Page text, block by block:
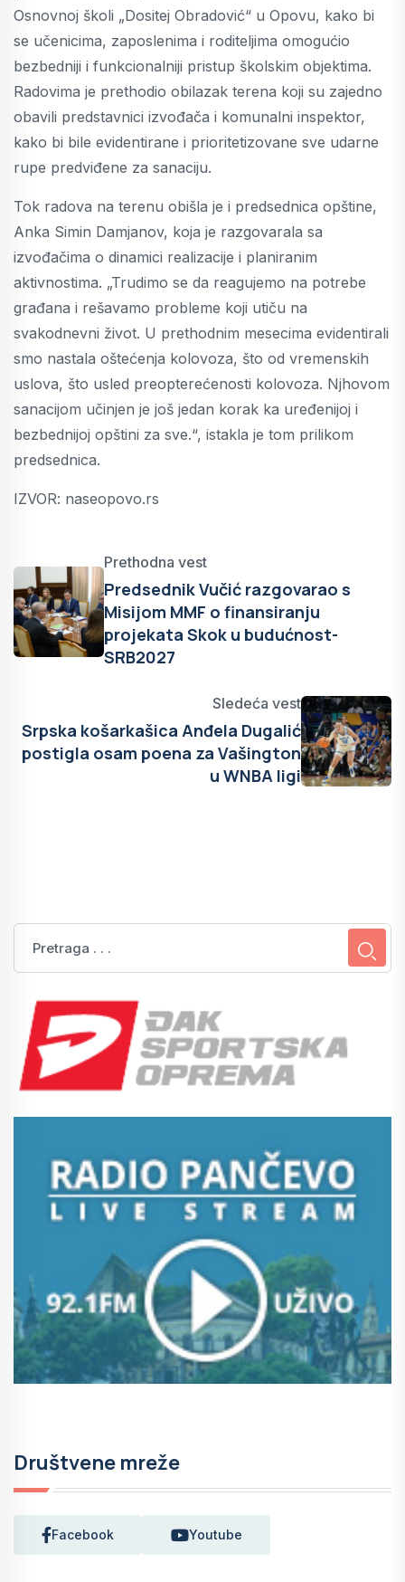
Osnovnoj školi „Dositej Obradović“ u Opovu, kako bi
se učenicima, zaposlenima i roditeljima omogućio
bezbedniji i funkcionalniji pristup školskim objektima.
Radovima je prethodio obilazak terena koji su zajedno
obavili predstavnici izvođača i komunalni inspektor,
kako bi bile evidentirane i prioritetizovane sve udarne
rupe predviđene za sanaciju.
Tok radova na terenu obišla je i predsednica opštine,
Anka Simin Damjanov, koja je razgovarala sa
izvođačima o dinamici realizacije i planiranim
aktivnostima. „Trudimo se da reagujemo na potrebe
građana i rešavamo probleme koji utiču na
svakodnevni život. U prethodnim mesecima evidentirali
smo nastala oštećenja kolovoza, što od vremenskih
uslova, što usled preopterećenosti kolovoza. Njhovom
sanacijom učinjen je još jedan korak ka uređenijoj i
bezbednijoj opštini za sve.“, istakla je tom prilikom
predsednica.
IZVOR: naseopovo.rs
Prethodna vest
Predsednik Vučić razgovarao s
Misijom MMF o finansiranju
projekata Skok u budućnost-
SRB2027
Sledeća vest
Srpska košarkašica Anđela Dugalić
postigla osam poena za Vašington
u WNBA ligi
Društvene mreže
Facebook Youtube